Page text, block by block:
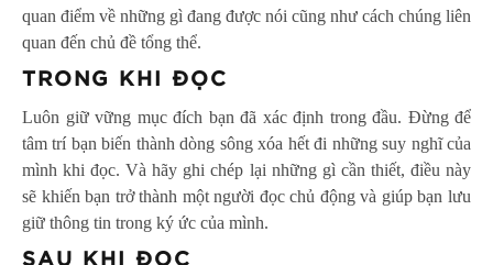
quan điểm về những gì đang được nói cũng như cách chúng liên
quan đến chủ đề tổng thể.
TRONG KHI ĐỌC
Luôn giữ vững mục đích bạn đã xác định trong đầu. Đừng để
tâm trí bạn biến thành dòng sông xóa hết đi những suy nghĩ của
mình khi đọc. Và hãy ghi chép lại những gì cần thiết, điều này
sẽ khiến bạn trở thành một người đọc chủ động và giúp bạn lưu
giữ thông tin trong ký ức của mình.
SAU KHI ĐỌC